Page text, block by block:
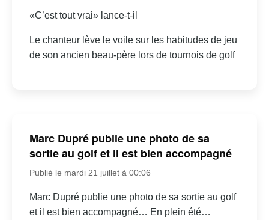
«C’est tout vrai» lance-t-il
Le chanteur lève le voile sur les habitudes de jeu
de son ancien beau-père lors de tournois de golf
Marc Dupré publie une photo de sa
sortie au golf et il est bien accompagné
Publié le mardi 21 juillet à 00:06
Marc Dupré publie une photo de sa sortie au golf
et il est bien accompagné… En plein été…